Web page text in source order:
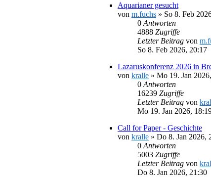
Aquarianer gesucht
von m.fuchs » So 8. Feb
0 Antworten
4888 Zugriffe
Letzter Beitrag von
So 8. Feb 2026, 20:17
Lazaruskonferenz 2026 in
von kralle » Mo 19. Jan
0 Antworten
16239 Zugriffe
Letzter Beitrag von
Mo 19. Jan 2026,
Call for Paper - Geschichte
von kralle » Do 8. Jan 2026,
0 Antworten
5003 Zugriffe
Letzter Beitrag von
Do 8. Jan 2026, 21:30